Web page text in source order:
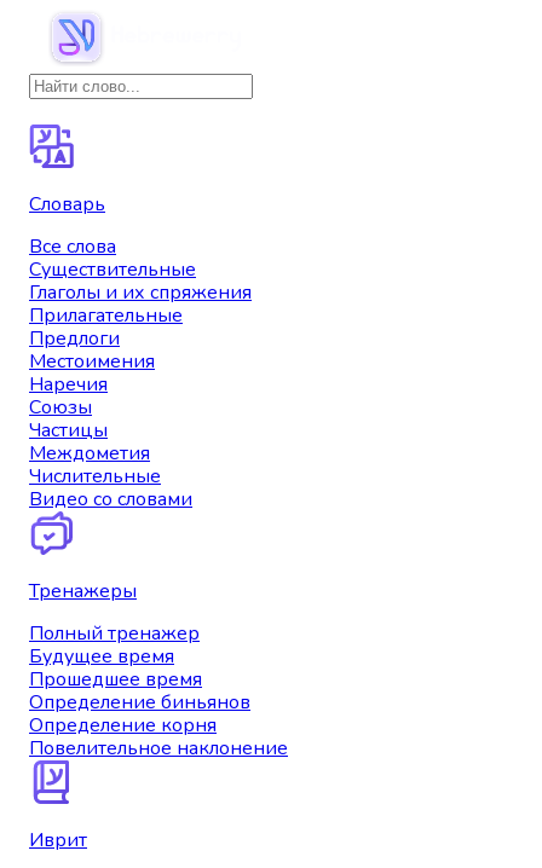
Словарь
Все слова
Существительные
Глаголы и их спряжения
Прилагательные
Предлоги
Местоимения
Наречия
Союзы
Частицы
Междометия
Числительные
Видео со словами
Тренажеры
Полный тренажер
Будущее время
Прошедшее время
Определение биньянов
Определение корня
Повелительное наклонение
Иврит